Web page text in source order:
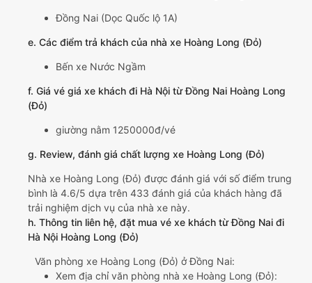
Đồng Nai (Dọc Quốc lộ 1A)
e. Các điểm trả khách của nhà xe Hoàng Long (Đỏ)
Bến xe Nước Ngầm
f. Giá vé giá xe khách đi Hà Nội từ Đồng Nai Hoàng Long
(Đỏ)
giường nằm 1250000đ/vé
g. Review, đánh giá chất lượng xe Hoàng Long (Đỏ)
Nhà xe Hoàng Long (Đỏ) được đánh giá với số điểm trung
bình là 4.6/5 dựa trên 433 đánh giá của khách hàng đã
trải nghiệm dịch vụ của nhà xe này.
h. Thông tin liên hệ, đặt mua vé xe khách từ Đồng Nai đi
Hà Nội Hoàng Long (Đỏ)
Văn phòng xe Hoàng Long (Đỏ) ở Đồng Nai:
Xem địa chỉ văn phòng nhà xe Hoàng Long (Đỏ):